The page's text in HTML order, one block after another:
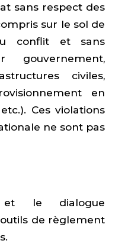
sans respect des
sur le sol de
conflit et sans
gouvernement,
civiles,
en
Ces violations
ne sont pas
et le dialogue
de règlement